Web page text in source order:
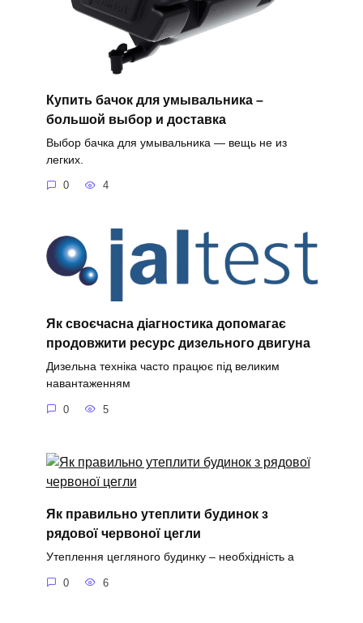
Купить бачок для умывальника –
большой выбор и доставка
Выбор бачка для умывальника — вещь не из
легких.
0 4
Як своєчасна діагностика допомагає
продовжити ресурс дизельного двигуна
Дизельна техніка часто працює під великим
навантаженням
0 5
Як правильно утеплити будинок з
рядової червоної цегли
Утеплення цегляного будинку – необхідність а
0 6